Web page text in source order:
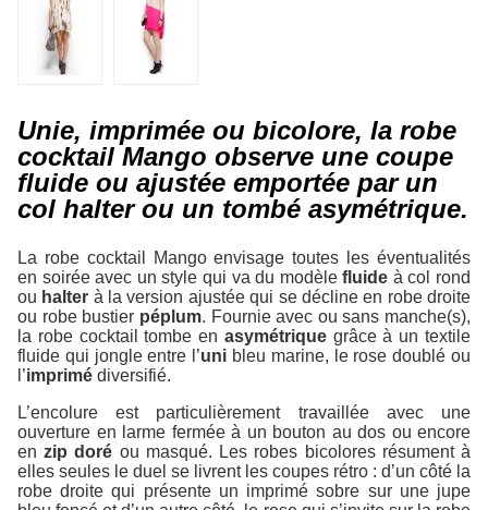
Unie, imprimée ou bicolore, la robe
cocktail Mango observe une coupe
fluide ou ajustée emportée par un
col halter ou un tombé asymétrique.
La robe cocktail Mango envisage toutes les éventualités
en soirée avec un style qui va du modèlefluide à col rond
ou halter à la version ajustée qui se décline en robe droite
ou robe bustier péplum. Fournie avec ou sans manche(s),
la robe cocktail tombe en asymétriquegrâce à un textile
fluide qui jongle entre l’uni bleu marine, le rose doublé ou
l’imprimé diversifié.
L’encolure est particulièrement travaillée avec une
ouverture en larme fermée à un bouton au dos ou encore
enzip doré ou masqué. Les robes bicolores résument à
elles seules le duel se livrent les coupes rétro : d’un côté la
robe droite qui présente un imprimé sobre sur une jupe